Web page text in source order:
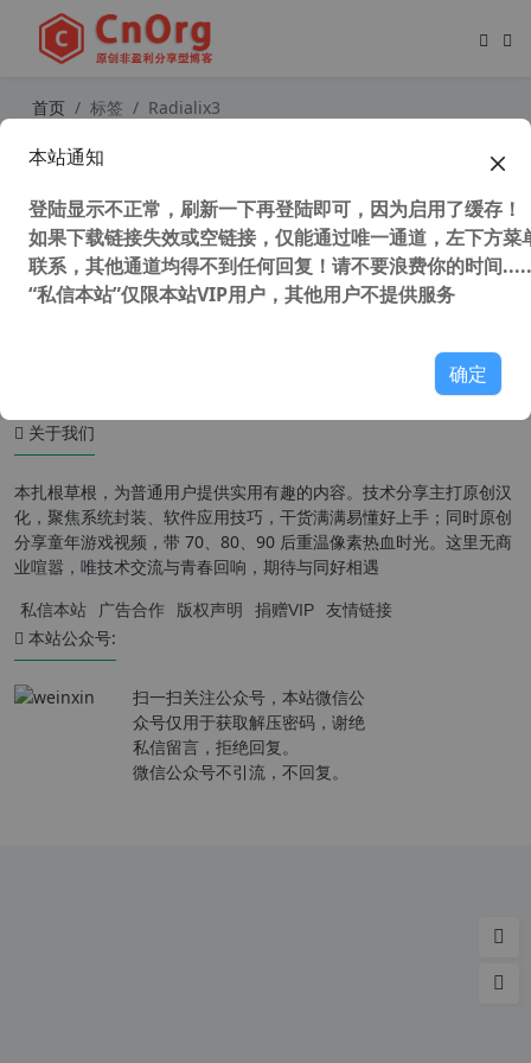
首页 标签 Radialix3
Radialix 3 v3.00.486 32/64位系统自
破解版
关于我们
本扎根草根，为普通用户提供实用有趣的内容。技术分享主打原创汉
化，聚焦系统封装、软件应用技巧，干货满满易懂好上手；同时原创
分享童年游戏视频，带 70、80、90 后重温像素热血时光。这里无商
业喧嚣，唯技术交流与青春回响，期待与同好相遇
私信本站 广告合作 版权声明 捐赠VIP 友情链接
本站公众号:
扫一扫关注公众号，本站微信公
众号仅用于获取解压密码，谢绝
私信留言，拒绝回复。
微信公众号不引流，不回复。
本站通知
登陆显示不正常，刷新一下再登陆即可，因为启用了缓存！
如果下载链接失效或空链接，仅能通过唯一通道，左下方菜
联系，其他通道均得不到任何回复！请不要浪费你的时间
“私信本站”仅限本站VIP用户，其他用户不提供服务
确定